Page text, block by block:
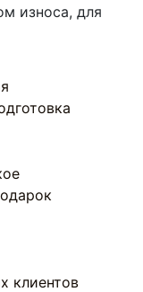
износа, для
клиентов